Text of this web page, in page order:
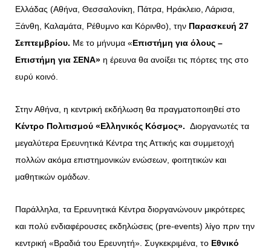
Ελλάδας (Αθήνα, Θεσσαλονίκη, Πάτρα, Ηράκλειο, Λάρισα,
Ξάνθη, Καλαμάτα, Ρέθυμνο και Κόρινθο), την Παρασκευή 27
Σεπτεμβρίου. Με το μήνυμα «Επιστήμη για όλους –
Επιστήμη για ΣΕΝΑ» η έρευνα θα ανοίξει τις πόρτες της στο
ευρύ κοινό.
Στην Αθήνα, η κεντρική εκδήλωση θα πραγματοποιηθεί στο
Κέντρο Πολιτισμού «Ελληνικός Κόσμος». Διοργανωτές τα
μεγαλύτερα Ερευνητικά Κέντρα της Αττικής και συμμετοχή
πολλών ακόμα επιστημονικών ενώσεων, φοιτητικών και
μαθητικών ομάδων.
Παράλληλα, τα Ερευνητικά Κέντρα διοργανώνουν μικρότερες
και πολύ ενδιαφέρουσες εκδηλώσεις (pre-events) λίγο πριν την
κεντρική «Βραδιά του Ερευνητή». Συγκεκριμένα, το Εθνικό